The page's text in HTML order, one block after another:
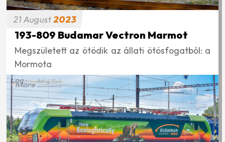
21 August2023
193-809 Budamar Vectron Marmot
Megszületett az ötödik az állati ötösfogatból: a
Mormota